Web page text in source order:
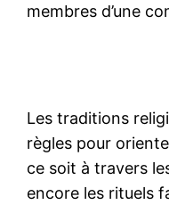
membres d’une
Les traditions
règles pour
ce soit à travers
encore les rituels